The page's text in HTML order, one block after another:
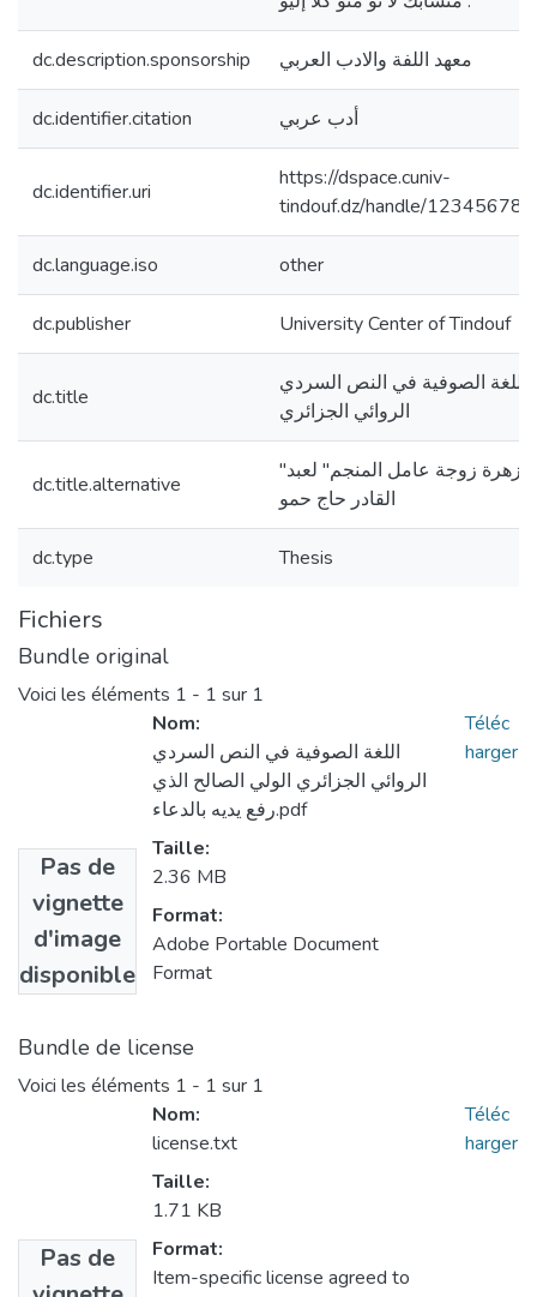
dc.description.sponsorship معهد اللفة والادب العربي
dc.identifier.citation أدب عربي
dc.identifier.uri
https://dspace.cuniv-
tindouf.dz/handle/
dc.language.iso other
dc.publisher University Center of Tindouf
dc.title
اللغة الصوفية في النص السردي
الروائي الجزائري
dc.title.alternative
"رواية زهرة زوجة عامل المنجم" لعبد
القادر حاج حمو
dc.type Thesis
Fichiers
Bundle original
Voici les éléments 1 - 1 sur 1
Pas de
vignette
d'image
disponible
Nom:
اللغة الصوفية في النص السردي
الروائي الجزائري الولي الصالح الذي
رفع يديه بالدعاء.pdf
Taille:
2.36 MB
Format:
Adobe Portable Document
Format
Téléc
harger
Bundle de license
Voici les éléments 1 - 1 sur 1
Pas de
Nom:
license.txt
Taille:
1.71 KB
Format:
Item-specific license agreed to
Téléc
harger